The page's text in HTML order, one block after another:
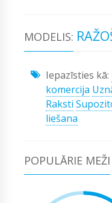
MODELIS:
Iepazīsties kā:
komercija
Raksti
liešana
POPULĀRIE MEŽI